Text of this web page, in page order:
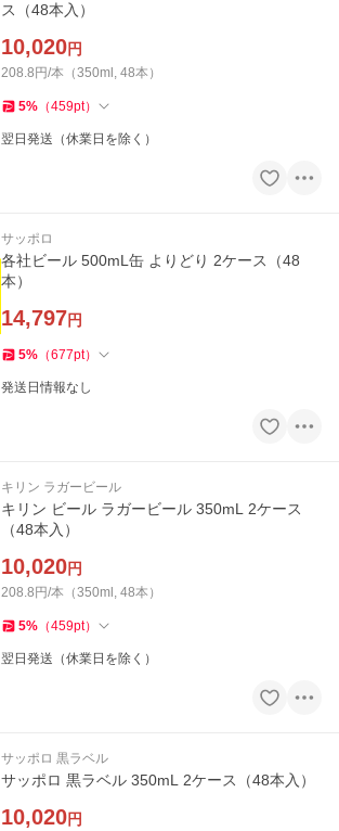
ス（48本入）
10,020円
208.8円/本（350ml, 48本）
5% （459pt）
翌日発送（休業日を除く）
サッポロ
各社ビール 500mL缶 よりどり 2ケース（48
本）
14,797円
5% （677pt）
発送日情報なし
キリン ラガービール
キリン ビール ラガービール 350mL 2ケース
（48本入）
10,020円
208.8円/本（350ml, 48本）
5% （459pt）
翌日発送（休業日を除く）
サッポロ 黒ラベル
サッポロ 黒ラベル 350mL 2ケース（48本入）
10,020円